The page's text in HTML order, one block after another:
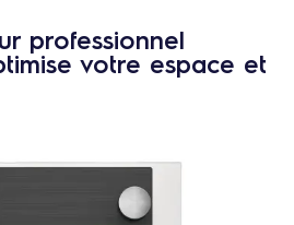
professionnel
votre espace et